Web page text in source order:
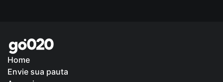
Home
Envie sua pauta